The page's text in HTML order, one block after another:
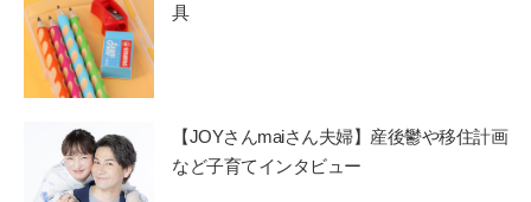
具
【JOYさんmaiさん夫婦】産後鬱や移住計画
など子育てインタビュー